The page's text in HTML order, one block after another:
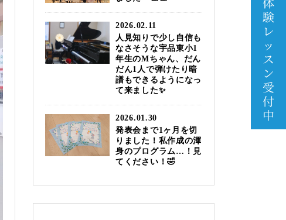
2026.02.11
人見知りで少し自信も
なさそうな宇品東小1
年生のМちゃん、だん
だん1人で弾けたり暗
譜もできるようになっ
て来ました✨
2026.01.30
発表会まで1ヶ月を切
りました！私作成の渾
身のプログラム…！見
てください！🤣